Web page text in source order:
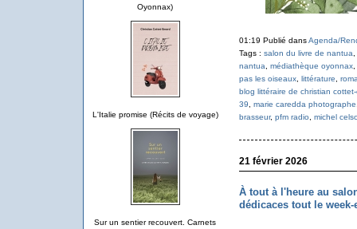
Oyonnax)
L'Italie promise (Récits de voyage)
Sur un sentier recouvert. Carnets
01:19 Publié dansAgenda/
Tags : salon du livre de nantua,
nantua, médiathèque oyonnax,
pas les oiseaux, littérature,
blog littéraire de christian
39, marie caredda photographe
brasseur, pfm radio, michel
21 février 2026
À tout à l'heure au
dédicaces tout le week-